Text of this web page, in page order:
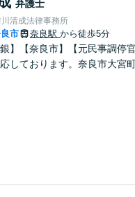
弁護士
清成法律事務所
市 奈良駅 から徒歩5分
銀】【奈良市】【元民事調
しております。奈良市大宮